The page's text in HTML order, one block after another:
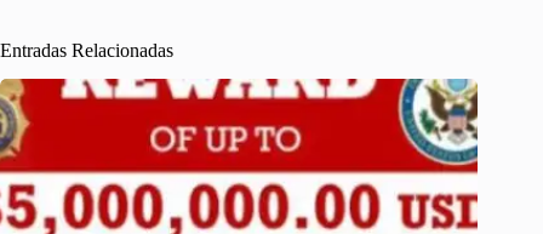
Entradas Relacionadas